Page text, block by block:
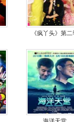
《疯丫头》第二